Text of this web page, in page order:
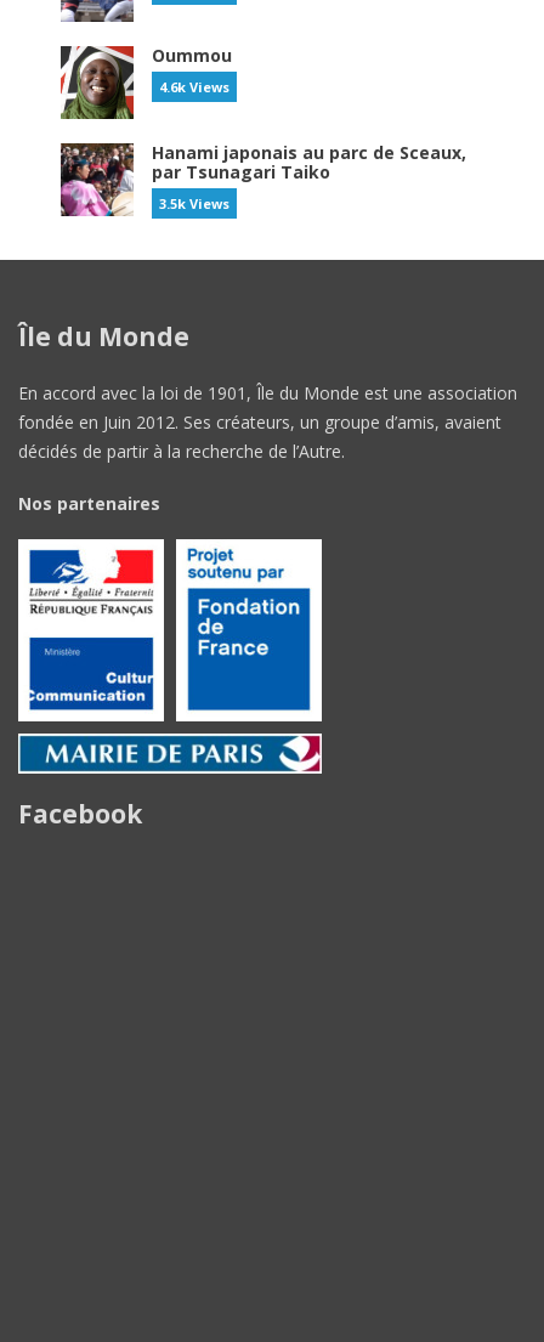
Oummou
4.6k Views
Hanami japonais au parc de Sceaux,
par Tsunagari Taiko
3.5k Views
Île du Monde
En accord avec la loi de 1901, Île du Monde est une association
fondée en Juin 2012. Ses créateurs, un groupe d’amis, avaient
décidés de partir à la recherche de l’Autre.
Nos partenaires
Facebook